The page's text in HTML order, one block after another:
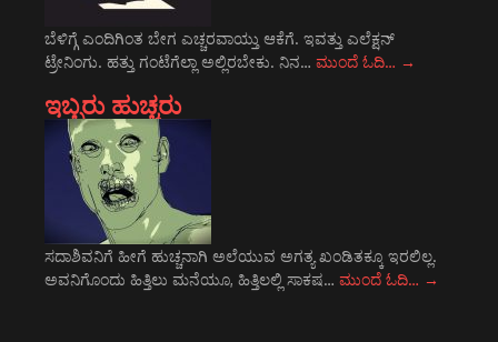
ಬೆಳಿಗ್ಗೆ ಎಂದಿಗಿಂತ ಬೇಗ ಎಚ್ಚರವಾಯ್ತು ಆಕೆಗೆ. ಇವತ್ತು ಎಲೆಕ್ಷನ್
ಟ್ರೇನಿಂಗು. ಹತ್ತು ಗಂಟೆಗೆಲ್ಲಾ ಅಲ್ಲಿರಬೇಕು. ನಿನ… ಮುಂದೆ ಓದಿ… →
ಇಬ್ಬರು ಹುಚ್ಚರು
ಸದಾಶಿವನಿಗೆ ಹೀಗೆ ಹುಚ್ಚನಾಗಿ ಅಲೆಯುವ ಅಗತ್ಯ ಖಂಡಿತಕ್ಕೂ ಇರಲಿಲ್ಲ.
ಅವನಿಗೊಂದು ಹಿತ್ತಿಲು ಮನೆಯೂ, ಹಿತ್ತಿಲಲ್ಲಿ ಸಾಕಷ… ಮುಂದೆ ಓದಿ… →